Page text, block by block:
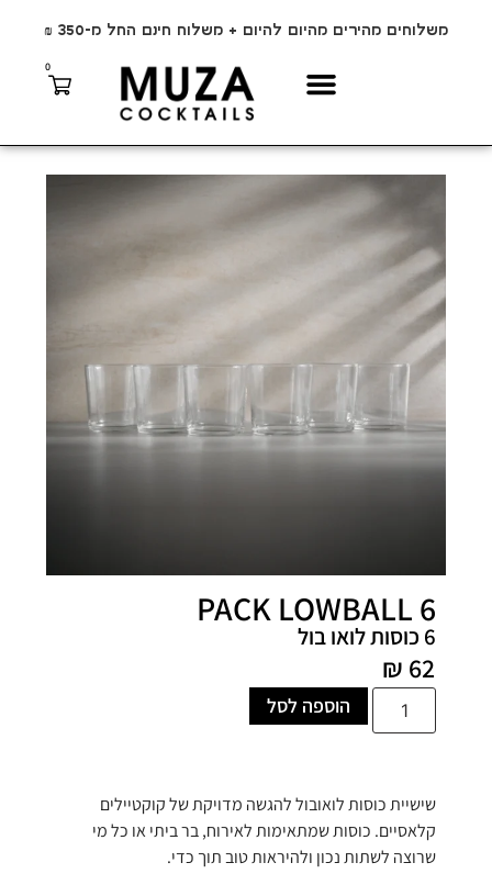
משלוחים מהירים מהיום להיום + משלוח חינם החל מ-350 ₪
0
PACK LOWBALL 6
6 כוסות לואו בול
62
₪
הוספה לסל
שישיית כוסות לואובול להגשה מדויקת של קוקטיילים
קלאסיים. כוסות שמתאימות לאירוח, בר ביתי או כל מי
שרוצה לשתות נכון ולהיראות טוב תוך כדי.